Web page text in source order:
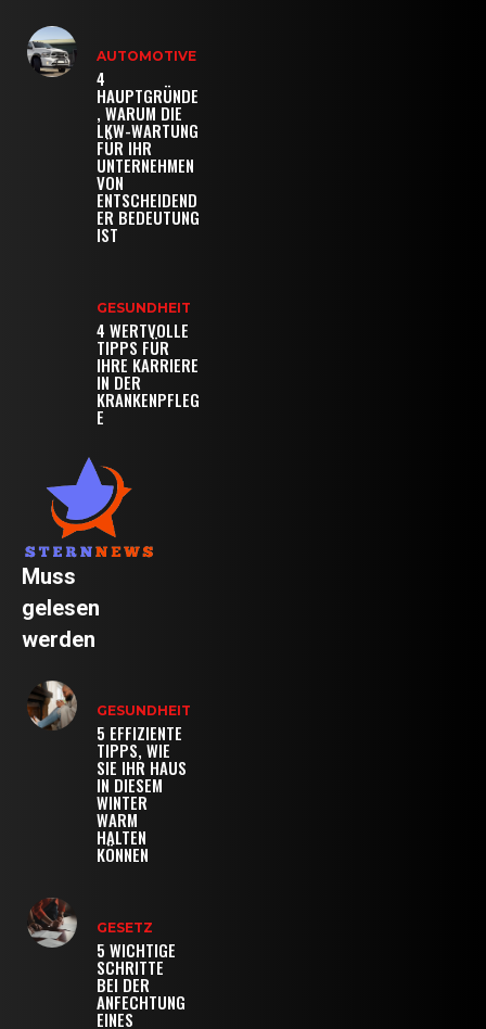
AUTOMOTIVE
4
HAUPTGRÜNDE
, WARUM DIE
LKW-WARTUNG
FÜR IHR
UNTERNEHMEN
VON
ENTSCHEIDEND
ER BEDEUTUNG
IST
GESUNDHEIT
4 WERTVOLLE
TIPPS FÜR
IHRE KARRIERE
IN DER
KRANKENPFLEG
E
Muss
gelesen
werden
GESUNDHEIT
5 EFFIZIENTE
TIPPS, WIE
SIE IHR HAUS
IN DIESEM
WINTER
WARM
HALTEN
KÖNNEN
GESETZ
5 WICHTIGE
SCHRITTE
BEI DER
ANFECHTUNG
EINES